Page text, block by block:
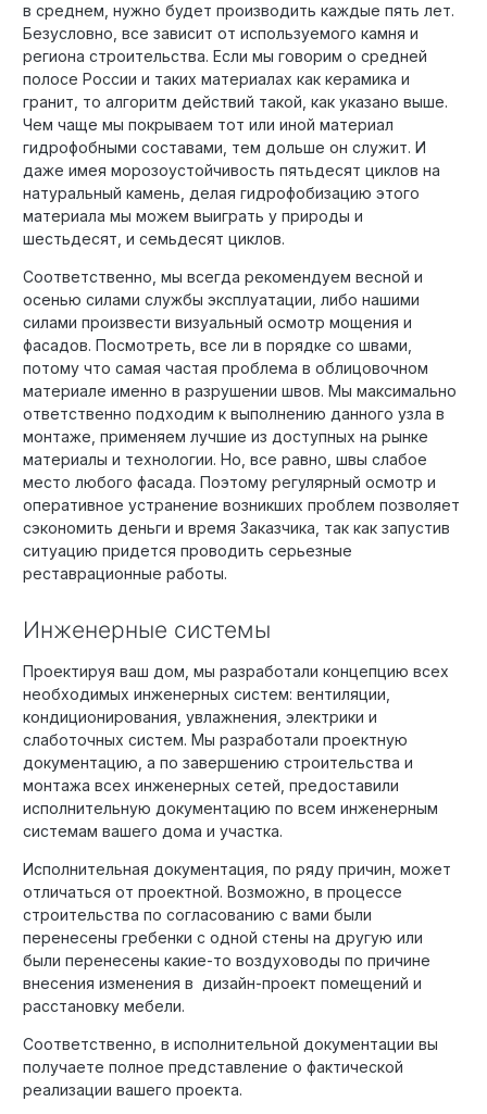
в среднем, нужно будет производить каждые пять лет.
Безусловно, все зависит от используемого камня и
региона строительства. Если мы говорим о средней
полосе России и таких материалах как керамика и
гранит, то алгоритм действий такой, как указано выше.
Чем чаще мы покрываем тот или иной материал
гидрофобными составами, тем дольше он служит. И
даже имея морозоустойчивость пятьдесят циклов на
натуральный камень, делая гидрофобизацию этого
материала мы можем выиграть у природы и
шестьдесят, и семьдесят циклов.
Соответственно, мы всегда рекомендуем весной и
осенью силами службы эксплуатации, либо нашими
силами произвести визуальный осмотр мощения и
фасадов. Посмотреть, все ли в порядке со швами,
потому что самая частая проблема в облицовочном
материале именно в разрушении швов. Мы максимально
ответственно подходим к выполнению данного узла в
монтаже, применяем лучшие из доступных на рынке
материалы и технологии. Но, все равно, швы слабое
место любого фасада. Поэтому регулярный осмотр и
оперативное устранение возникших проблем позволяет
сэкономить деньги и время Заказчика, так как запустив
ситуацию придется проводить серьезные
реставрационные работы.
Инженерные системы
Проектируя ваш дом, мы разработали концепцию всех
необходимых инженерных систем: вентиляции,
кондиционирования, увлажнения, электрики и
слаботочных систем. Мы разработали проектную
документацию, а по завершению строительства и
монтажа всех инженерных сетей, предоставили
исполнительную документацию по всем инженерным
системам вашего дома и участка.
Исполнительная документация, по ряду причин, может
отличаться от проектной. Возможно, в процессе
строительства по согласованию с вами были
перенесены гребенки с одной стены на другую или
были перенесены какие-то воздуховоды по причине
внесения изменения в дизайн-проект помещений и
расстановку мебели.
Соответственно, в исполнительной документации вы
получаете полное представление о фактической
реализации вашего проекта.